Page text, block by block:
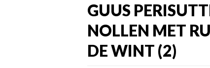
GUUS
NOLLEN MET
DE WINT (2)